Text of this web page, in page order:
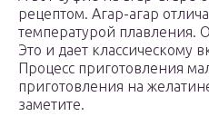
рецептом. Агар-агар
температурой плавления.
Это и дает классическому
Процесс приготовления
приготовления на
заметите.